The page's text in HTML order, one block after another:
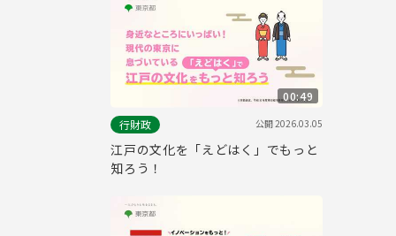
00:49
行財政
公開2026.03.05
江戸の文化を「えどはく」でもっと
知ろう！